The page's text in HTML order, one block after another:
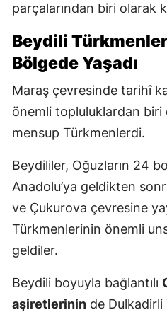
parçalarından biri olarak
Beydili
Bölgede Yaşadı
Maraş çevresinde tarihî
önemli topluluklardan biri
mensup Türkmenlerdi.
Beydililer, Oğuzların 24
Anadolu’ya geldikten
ve Çukurova çevresine
Türkmenlerinin önemli
geldiler.
Beydili boyuyla bağlantılı
aşiretlerinin de Dulkadirli